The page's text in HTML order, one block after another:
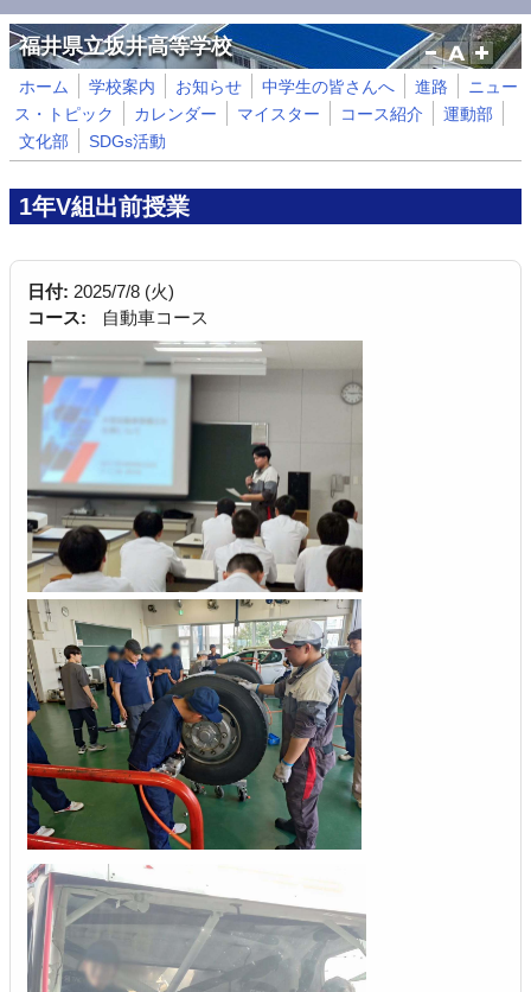
メインコンテンツに移動
福井県立坂井高等学校
ホーム 学校案内 お知らせ 中学生の皆さんへ 進路
ニュー
ス・トピック
カレンダー マイスター コース紹介
運動部
文化部
SDGs活動
1年V組出前授業
日付: 2025/7/8 (火)
コース:
自動車コース